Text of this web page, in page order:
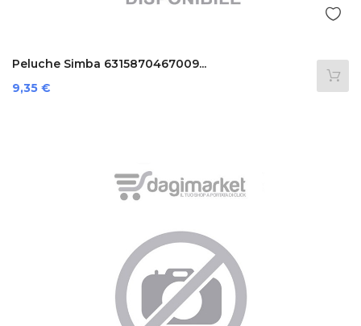
Peluche Simba 6315870467009...
Prezzo
9,35 €